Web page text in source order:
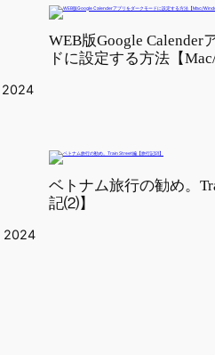
WEB版Google Calender
ドに設定する方法【
2024
ベトナム旅行の勧め。
記⑵】
2024